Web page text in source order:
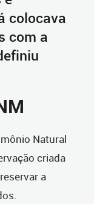
colocava
com a
Natural
criada
a